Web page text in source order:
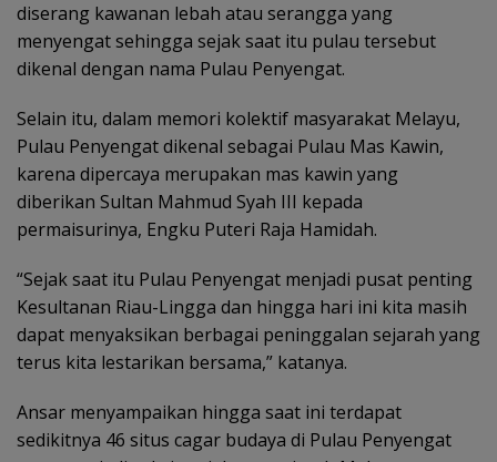
diserang kawanan lebah atau serangga yang
menyengat sehingga sejak saat itu pulau tersebut
dikenal dengan nama Pulau Penyengat.
Selain itu, dalam memori kolektif masyarakat Melayu,
Pulau Penyengat dikenal sebagai Pulau Mas Kawin,
karena dipercaya merupakan mas kawin yang
diberikan Sultan Mahmud Syah III kepada
permaisurinya, Engku Puteri Raja Hamidah.
“Sejak saat itu Pulau Penyengat menjadi pusat penting
Kesultanan Riau-Lingga dan hingga hari ini kita masih
dapat menyaksikan berbagai peninggalan sejarah yang
terus kita lestarikan bersama,” katanya.
Ansar menyampaikan hingga saat ini terdapat
sedikitnya 46 situs cagar budaya di Pulau Penyengat